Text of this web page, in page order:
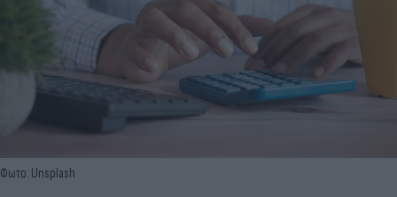
Φωτο: Unsplash